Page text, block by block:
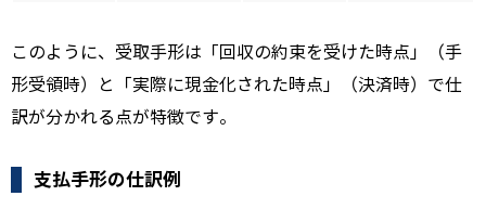
このように、受取手形は「回収の約束を受けた時点」（手
形受領時）と「実際に現金化された時点」（決済時）で仕
訳が分かれる点が特徴です。
支払手形の仕訳例